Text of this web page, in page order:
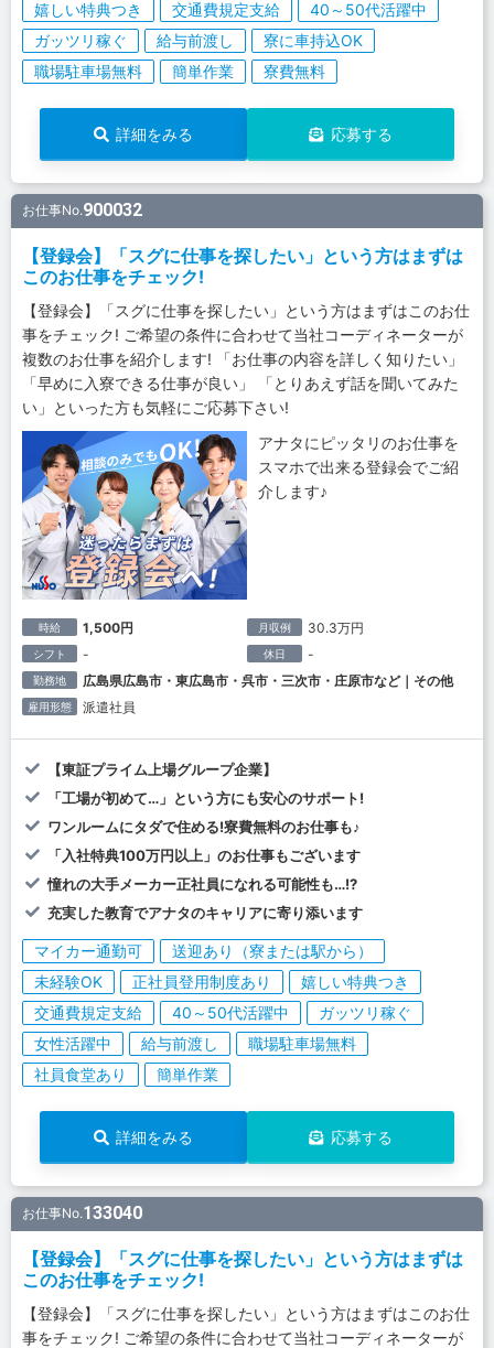
嬉しい特典つき 交通費規定支給
40～50代活躍中
ガッツリ稼ぐ
給与前渡し
寮に車持込OK
職場駐車場無料
簡単作業 寮費無料
詳細をみる 応募する
お仕事No.900032
【登録会】「スグに仕事を探したい」という方はまずは
このお仕事をチェック!
【登録会】「スグに仕事を探したい」という方はまずはこのお仕
事をチェック! ご希望の条件に合わせて当社コーディネーターが
複数のお仕事を紹介します! 「お仕事の内容を詳しく知りたい」
「早めに入寮できる仕事が良い」 「とりあえず話を聞いてみた
い」といった方も気軽にご応募下さい!
アナタにピッタリのお仕事を
スマホで出来る登録会でご紹
介します♪
時給 1,500円 月収例 30.3万円
シフト - 休日 -
勤務地 広島県広島市・東広島市・呉市・三次市・庄原市など｜その他
雇用形態 派遣社員
【東証プライム上場グループ企業】
「工場が初めて…」という方にも安心のサポート!
ワンルームにタダで住める!寮費無料のお仕事も♪
「入社特典100万円以上」のお仕事もございます
憧れの大手メーカー正社員になれる可能性も…!?
充実した教育でアナタのキャリアに寄り添います
マイカー通勤可
送迎あり（寮または駅から）
未経験OK
正社員登用制度あり
嬉しい特典つき
交通費規定支給
40～50代活躍中
ガッツリ稼ぐ
女性活躍中
給与前渡し
職場駐車場無料
社員食堂あり
簡単作業
詳細をみる 応募する
お仕事No.133040
【登録会】「スグに仕事を探したい」という方はまずは
このお仕事をチェック!
【登録会】「スグに仕事を探したい」という方はまずはこのお仕
事をチェック! ご希望の条件に合わせて当社コーディネーターが